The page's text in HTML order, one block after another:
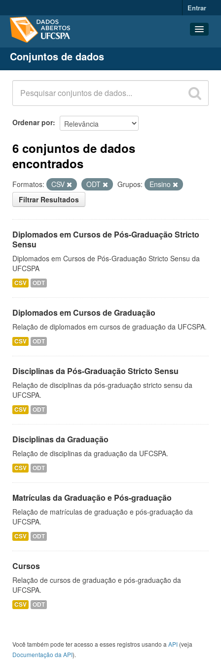
Entrar
Conjuntos de dados
Organizações
Grupos
Sobre
Conjuntos de dados
Ordenar por
6 conjuntos de dados
encontrados
Formatos: CSV ODT Grupos:
Ensino
Filtrar Resultados
Diplomados em Cursos de Pós-Graduação Stricto
Sensu
Diplomados em Cursos de Pós-Graduação Stricto Sensu da
UFCSPA
CSV ODT
Diplomados em Cursos de Graduação
Relação de diplomados em cursos de graduação da UFCSPA.
CSV ODT
Disciplinas da Pós-Graduação Stricto Sensu
Relação de disciplinas da pós-graduação stricto sensu da
UFCSPA.
CSV ODT
Disciplinas da Graduação
Relação de disciplinas da graduação da UFCSPA.
CSV ODT
Matrículas da Graduação e Pós-graduação
Relação de matrículas de graduação e pós-graduação da
UFCSPA.
CSV ODT
Cursos
Relação de cursos de graduação e pós-graduação da
UFCSPA.
CSV ODT
Você também pode ter acesso a esses registros usando a API (veja
Documentação da API).